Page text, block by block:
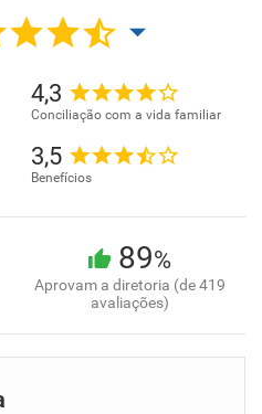
4,3
Conciliação com a vida familiar
3,5
Benefícios
89%
Aprovam a diretoria (de 419
avaliações)